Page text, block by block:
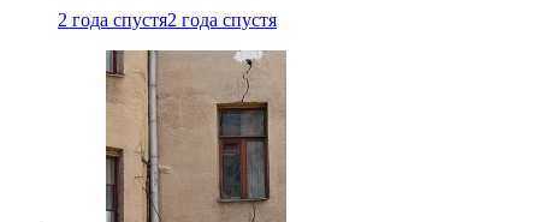
2 года спустя2 года спустя